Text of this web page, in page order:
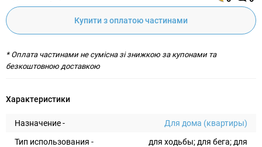
Купити з оплатою частинами
* Оплата частинами не сумісна зі знижкою за купонами та
безкоштовною доставкою
Характеристики
Назначение -
Для дома (квартиры)
Тип использования -
для ходьбы; для бега; для